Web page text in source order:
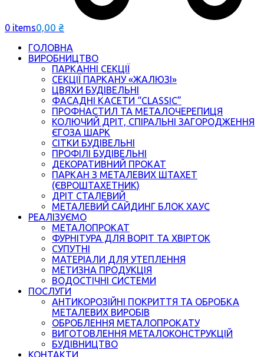
0 items0,00 ₴
ГОЛОВНА
ВИРОБНИЦТВО
ПАРКАННІ СЕКЦІЇ
СЕКЦІЇ ПАРКАНУ «ЖАЛЮЗІ»
ЦВЯХИ БУДІВЕЛЬНІ
ФАСАДНІ КАСЕТИ “CLASSIC”
ПРОФНАСТИЛ ТА МЕТАЛОЧЕРЕПИЦЯ
КОЛЮЧИЙ ДРІТ, СПІРАЛЬНІ ЗАГОРОДЖЕННЯ
ЄГОЗА ШАРК
СІТКИ БУДІВЕЛЬНІ
ПРОФІЛІ БУДІВЕЛЬНІ
ДЕКОРАТИВНИЙ ПРОКАТ
ПАРКАН З МЕТАЛЕВИХ ШТАХЕТ
(ЄВРОШТАХЕТНИК)
ДРІТ СТАЛЕВИЙ
МЕТАЛЕВИЙ САЙДИНГ БЛОК ХАУС
РЕАЛІЗУЄМО
МЕТАЛОПРОКАТ
ФУРНІТУРА ДЛЯ ВОРІТ ТА ХВІРТОК
СУПУТНІ
МАТЕРІАЛИ ДЛЯ УТЕПЛЕННЯ
МЕТИЗНА ПРОДУКЦІЯ
ВОДОСТІЧНІ СИСТЕМИ
ПОСЛУГИ
АНТИКОРОЗІЙНІ ПОКРИТТЯ ТА ОБРОБКА
МЕТАЛЕВИХ ВИРОБІВ
ОБРОБЛЕННЯ МЕТАЛОПРОКАТУ
ВИГОТОВЛЕННЯ МЕТАЛОКОНСТРУКЦІЙ
БУДІВНИЦТВО
КОНТАКТИ